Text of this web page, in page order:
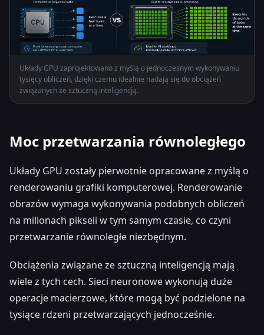
Układy GPU zaprojektowano z myślą o jednoczesnym wykonywaniu
tysięcy obliczeń, dzięki czemu idealnie nadają się do obciążeń
związanych ze sztuczną inteligencją.
Moc przetwarzania równoległego
Układy GPU zostały pierwotnie opracowane z myślą o
renderowaniu grafiki komputerowej. Renderowanie
obrazów wymaga wykonywania podobnych obliczeń
na milionach pikseli w tym samym czasie, co czyni
przetwarzanie równoległe niezbędnym.
Obciążenia związane ze sztuczną inteligencją mają
wiele z tych cech. Sieci neuronowe wykonują duże
operacje macierzowe, które mogą być podzielone na
tysiące rdzeni przetwarzających jednocześnie.